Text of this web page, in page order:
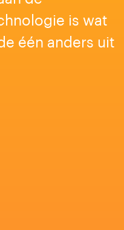
is wat
één anders uit